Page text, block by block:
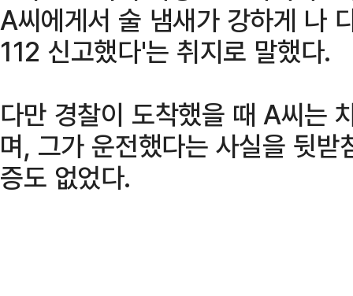
A씨에게서 술 냄새가 강하게 나
112 신고했다'는 취지로 말했다.
다만 경찰이 도착했을 때 A씨는
며, 그가 운전했다는 사실을 뒷
증도 없었다.